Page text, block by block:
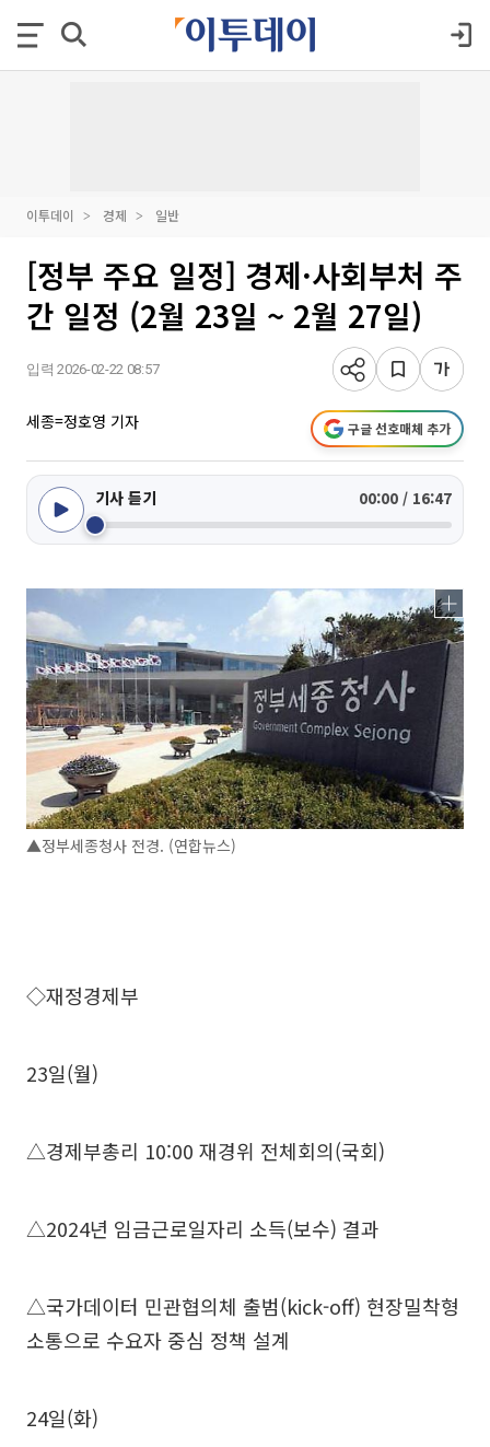
이투데이 경제 일반
[정부 주요 일정] 경제·사회부처 주
간 일정 (2월 23일 ~ 2월 27일)
입력 2026-02-22 08:57
세종=정호영 기자 구글 선호매체 추가
기사 듣기 00:00 / 16:47
▲정부세종청사 전경. (연합뉴스)
◇재정경제부
23일(월)
△경제부총리 10:00 재경위 전체회의(국회)
△2024년 임금근로일자리 소득(보수) 결과
△국가데이터 민관협의체 출범(kick-off) 현장밀착형
소통으로 수요자 중심 정책 설계
24일(화)